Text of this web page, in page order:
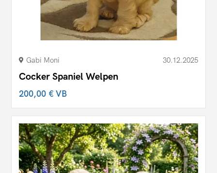
Gabi Moni 30.12.2025
Cocker Spaniel Welpen
200,00 €VB